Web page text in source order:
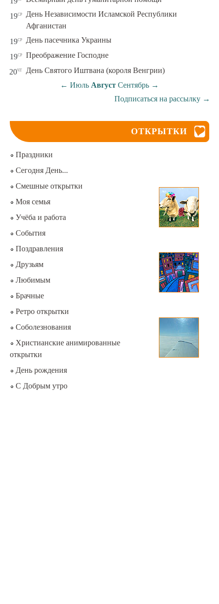
19ср
День Независимости Исламской Республики
Афганистан
19ср День пасечника Украины
19ср Преображение Господне
20чт
День Святого Иштвана (короля Венгрии)
← Июль Август Сентябрь →
Подписаться на рассылку →
ОТКРЫТКИ
Праздники
Сегодня День...
Смешные открытки
Моя семья
Учёба и работа
События
Поздравления
Друзьям
Любимым
Брачные
Ретро открытки
Соболезнования
Христианские анимированные
открытки
День рождения
С Добрым утро